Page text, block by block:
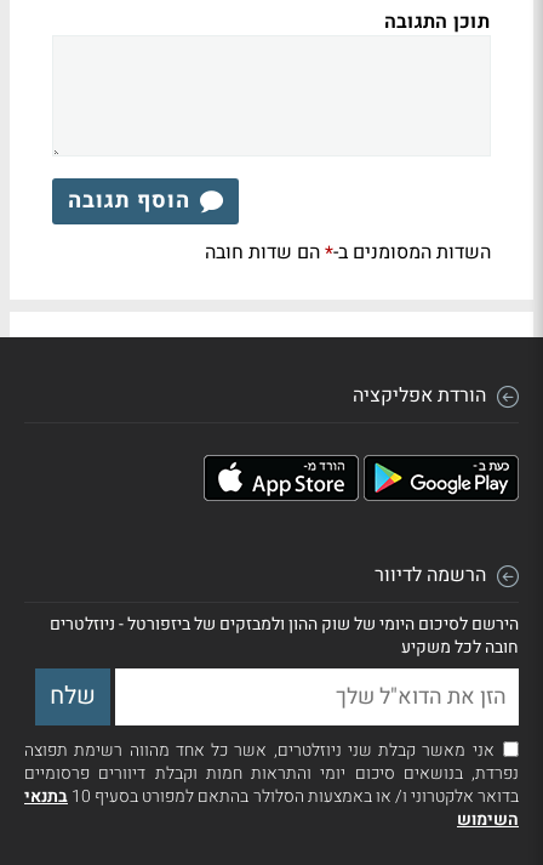
תוכן התגובה
הוסף תגובה
השדות המסומנים ב-*הם שדות חובה
הורדת אפליקציה
הרשמה לדיוור
הירשם לסיכום היומי של שוק ההון ולמבזקים של ביזפורטל - ניוזלטרים
חובה לכל משקיע
אני מאשר קבלת שני ניוזלטרים, אשר כל אחד מהווה רשימת תפוצה
נפרדת, בנושאים סיכום יומי והתראות חמות וקבלת דיוורים פרסומיים
בדואר אלקטרוני ו/ או באמצעות הסלולר בהתאם למפורט בסעיף 10
בתנאי
השימוש